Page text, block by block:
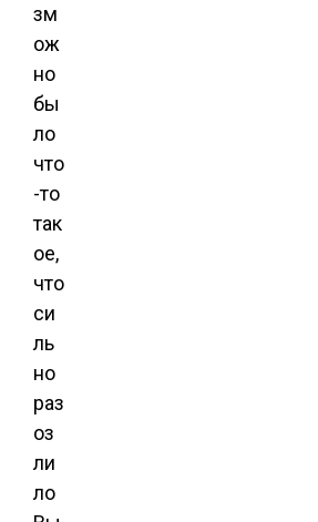
зм
ож
но
бы
ло
что
-то
так
ое,
что
си
ль
но
раз
оз
ли
ло